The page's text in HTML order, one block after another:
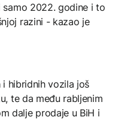
2022. godine i to
razini - kazao je
hibridnih vozila još
te da među rabljenim
dalje prodaje u BiH i